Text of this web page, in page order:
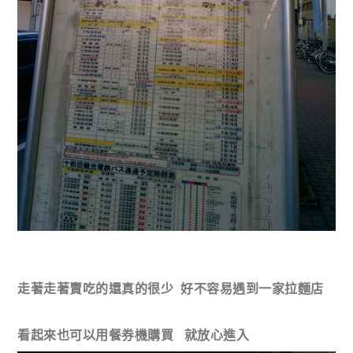
走著走著賣吃的還真的很少 好不容易遇到一家拉麵店
看起來也可以用餐券機購買 就放心進入